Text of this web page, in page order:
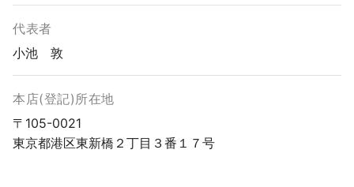
代表者
小池 敦
本店(登記)所在地
〒105-0021
東京都港区東新橋２丁目３番１７号